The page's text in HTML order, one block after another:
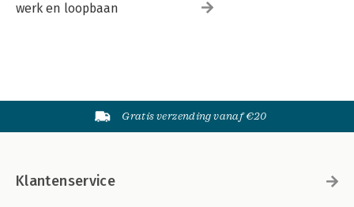
werk en loopbaan
Gratis verzending vanaf €20
Klantenservice